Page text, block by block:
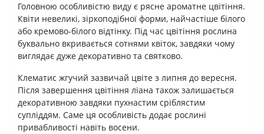
Головною особливістю виду є рясне ароматне цвітіння.
Квіти невеликі, зіркоподібної форми, найчастіше білого
або кремово-білого відтінку. Під час цвітіння рослина
буквально вкривається сотнями квіток, завдяки чому
виглядає дуже декоративно та святково.
Клематис жгучий зазвичай цвіте з липня до вересня.
Після завершення цвітіння ліана також залишається
декоративною завдяки пухнастим сріблястим
супліддям. Саме ця особливість додає рослині
привабливості навіть восени.